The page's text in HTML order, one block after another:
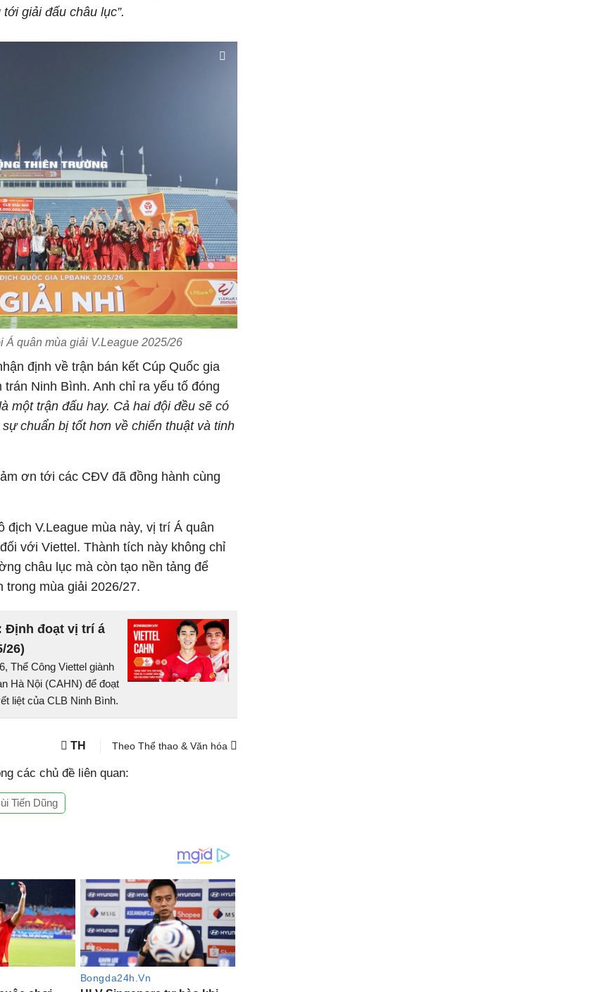
giải đấu châu lục”.
Á quân mùa giải V.League 2025/26
định về trận bán kết Cúp Quốc gia
Ninh Bình. Anh chỉ ra yếu tố đóng
một trận đấu hay. Cả hai đội đều sẽ có
chuẩn bị tốt hơn về chiến thuật và tinh
ơn tới các CĐV đã đồng hành cùng
V.League mùa này, vị trí Á quân
với Viettel. Thành tích này không chỉ
châu lục mà còn tạo nền tảng để
mùa giải 2026/27.
Định đoạt vị trí á
26)
Thể Công Viettel giành
Hà Nội (CAHN) để đoạt
liệt của CLB Ninh Bình.
TH Theo Thể thao & Văn hóa
các chủ đề liên quan:
Tiến Dũng